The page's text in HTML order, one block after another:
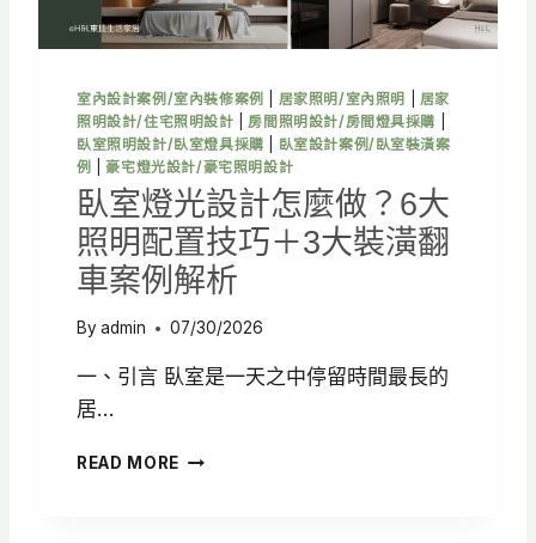
置
重
，
打
造
高
質
感
廚
房
空
室內設計案例/室內裝修案例 居家照明/室內照明
居家
照明設計/住宅照明設計
房間照明設計/房間燈具採購
臥室照明設計/臥室燈具採購
臥室設計案例/臥室裝潢案
例 |豪宅燈光設計/豪宅照明設計
臥室燈光設計怎麼做？6大
照明配置技巧＋3大裝潢翻
車案例解析
Byadmin 07/30/2026
一、引言 臥室是一天之中停留時間最長的
居…
READ MORE